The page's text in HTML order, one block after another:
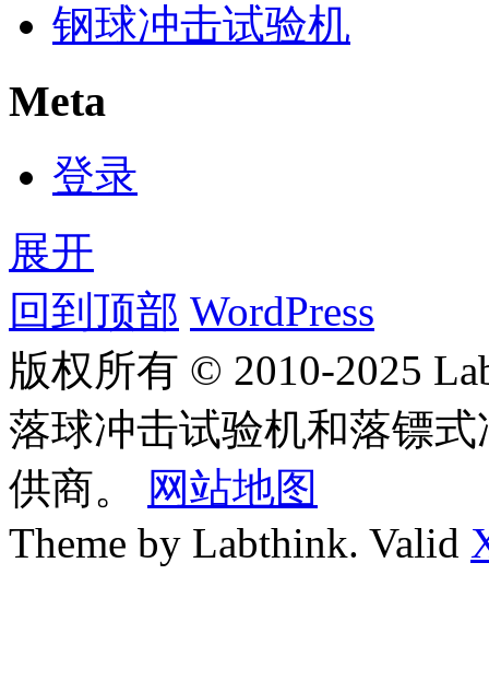
钢球冲击试验机
Meta
登录
展开
回到顶部 WordPress
版权所有 © 2010-2025
落球冲击试验机和落镖
供商。
网站地图
Theme by Labthink. Valid